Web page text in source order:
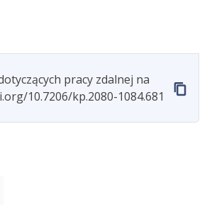
pracy zdalnej na
10.7206/kp.2080-1084.681